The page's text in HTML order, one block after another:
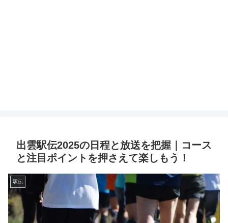
出雲駅伝2025の日程と放送を把握｜コース
と注目ポイントを押さえて楽しもう！
駅伝